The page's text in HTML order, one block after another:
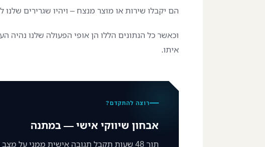
הם יקבלו שירות או מוצר מנצח – ויהיו שגרירים שלנו
וכאשר כל הנתונים הללו הן אופי הפעולה שלנו נהיה
איתו.
רוצה להתקדם?
אבחון שיווקי אישי — במתנה
תוך 48 שעות תקבל תגובה אישית ממני על מצב השיווק שלך וצעד ברור קדימה.